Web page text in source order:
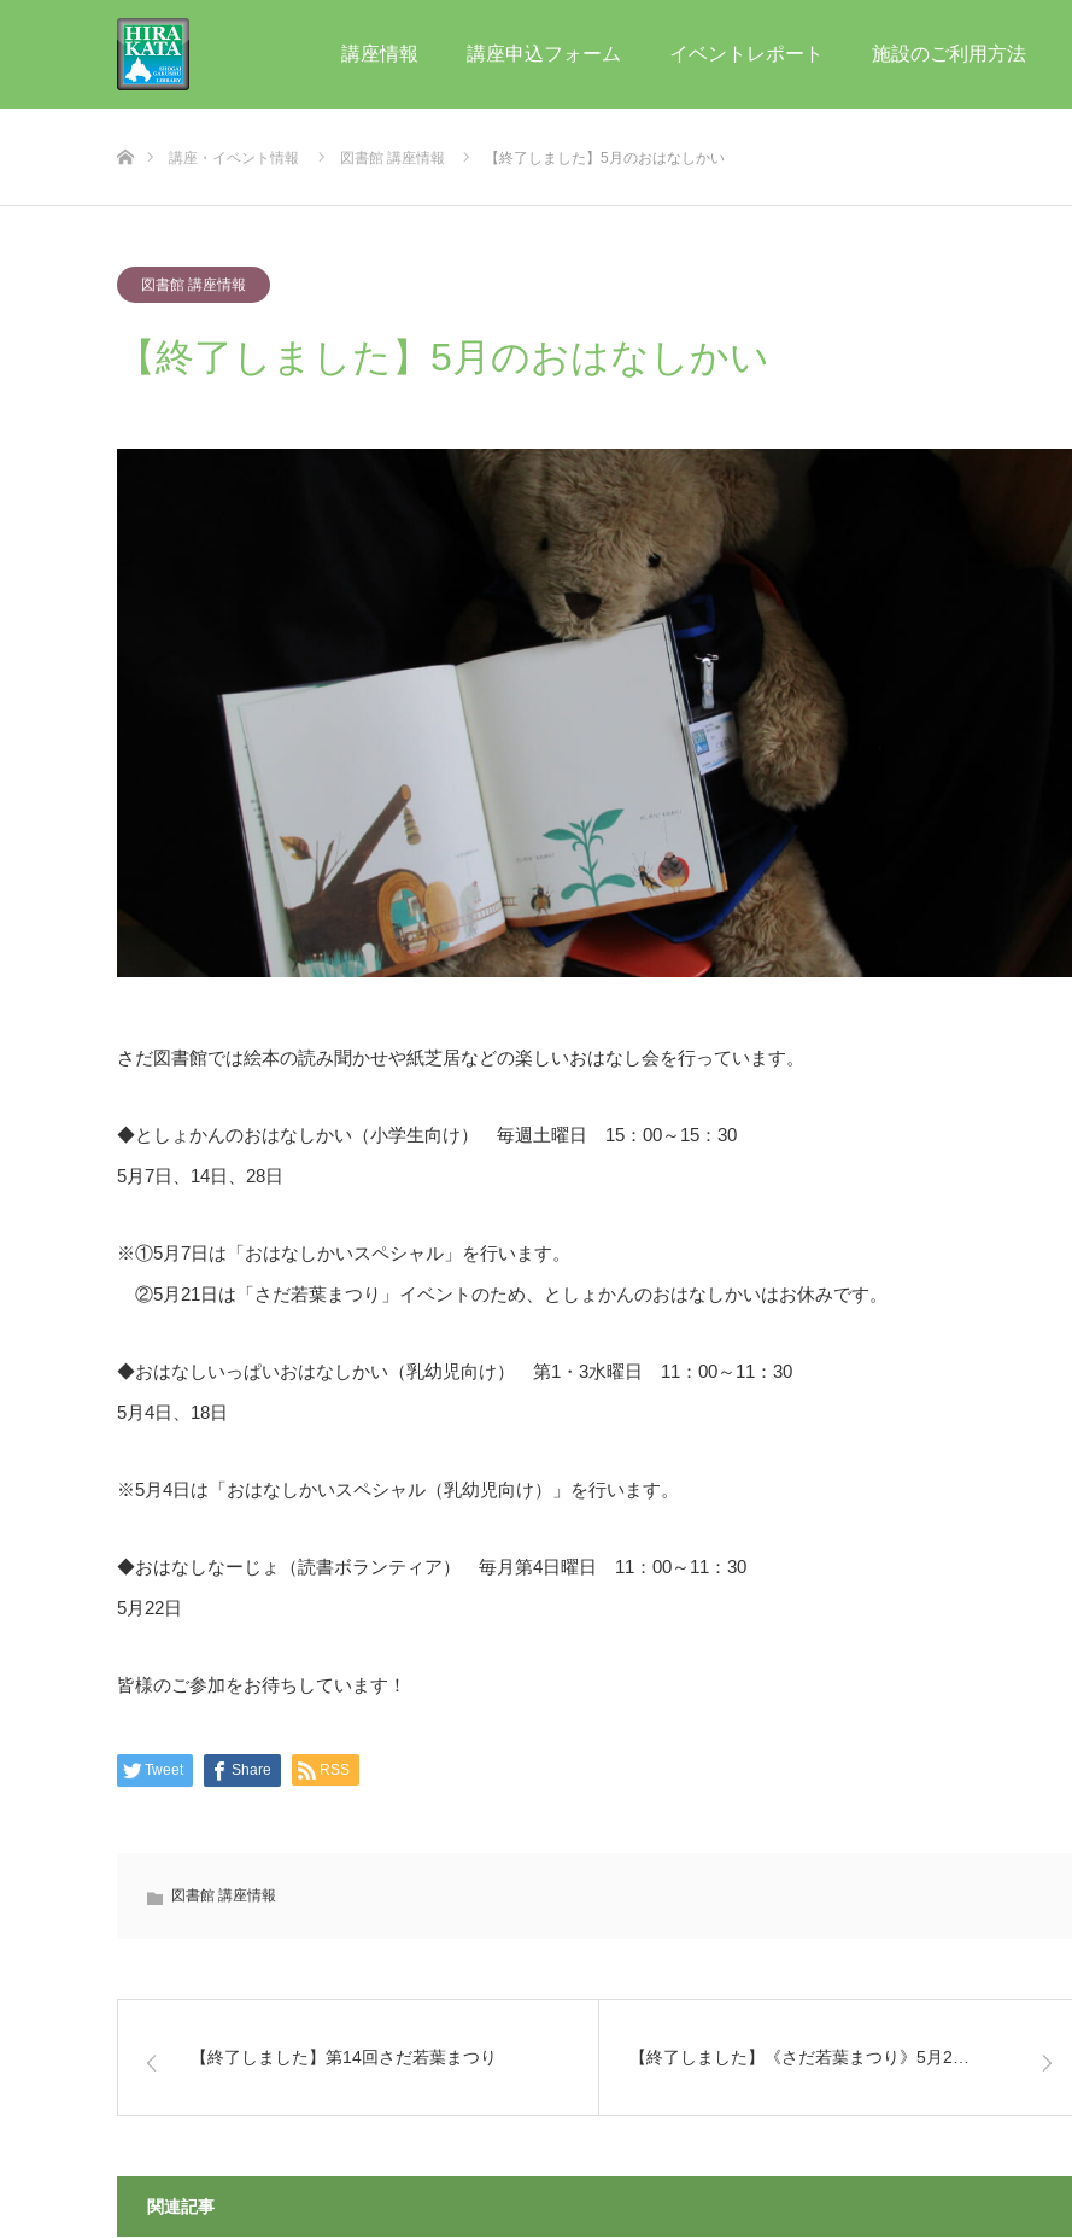
講座情報 講座申込フォーム イベントレポート 施設のご利用方法
講座・イベント情報 図書館 講座情報 【終了しました】5月のおはなしかい
図書館 講座情報
【終了しました】5月のおはなしかい
さだ図書館では絵本の読み聞かせや紙芝居などの楽しいおはなし会を行っています。
◆としょかんのおはなしかい（小学生向け） 毎週土曜日 15：00～15：30
5月7日、14日、28日
※①5月7日は「おはなしかいスペシャル」を行います。
②5月21日は「さだ若葉まつり」イベントのため、としょかんのおはなしかいはお休みです。
◆おはなしいっぱいおはなしかい（乳幼児向け） 第1・3水曜日 11：00～11：30
5月4日、18日
※5月4日は「おはなしかいスペシャル（乳幼児向け）」を行います。
◆おはなしなーじょ（読書ボランティア） 毎月第4日曜日 11：00～11：30
5月22日
皆様のご参加をお待ちしています！
Tweet Share RSS
図書館 講座情報
【終了しました】第14回さだ若葉まつり 【終了しました】《さだ若葉まつり》5月2…
関連記事